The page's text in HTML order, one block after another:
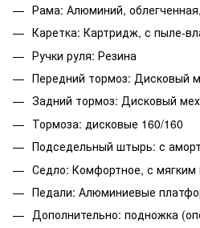
Рама: Алюминий, облегченная,
Каретка: Картридж, с пыле-
Ручки руля: Резина
Передний тормоз: Дисковый
Задний тормоз: Дисковый
Тормоза: дисковые 160/160
Подседельный штырь: с
Седло: Комфортное, с мягким
Педали: Алюминиевые
Дополнительно: подножка